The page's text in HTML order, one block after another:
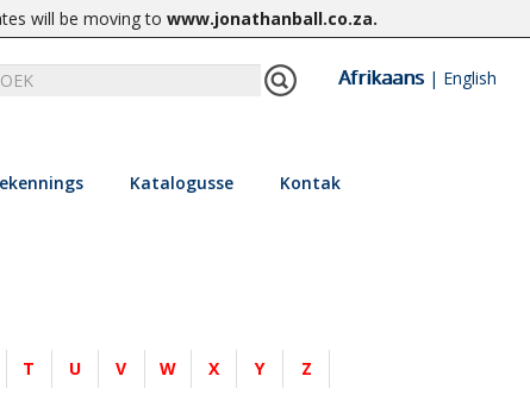
will be moving to www.jonathanball.co.za.
Afrikaans| English
Katalogusse Kontak
T U V W X Y Z